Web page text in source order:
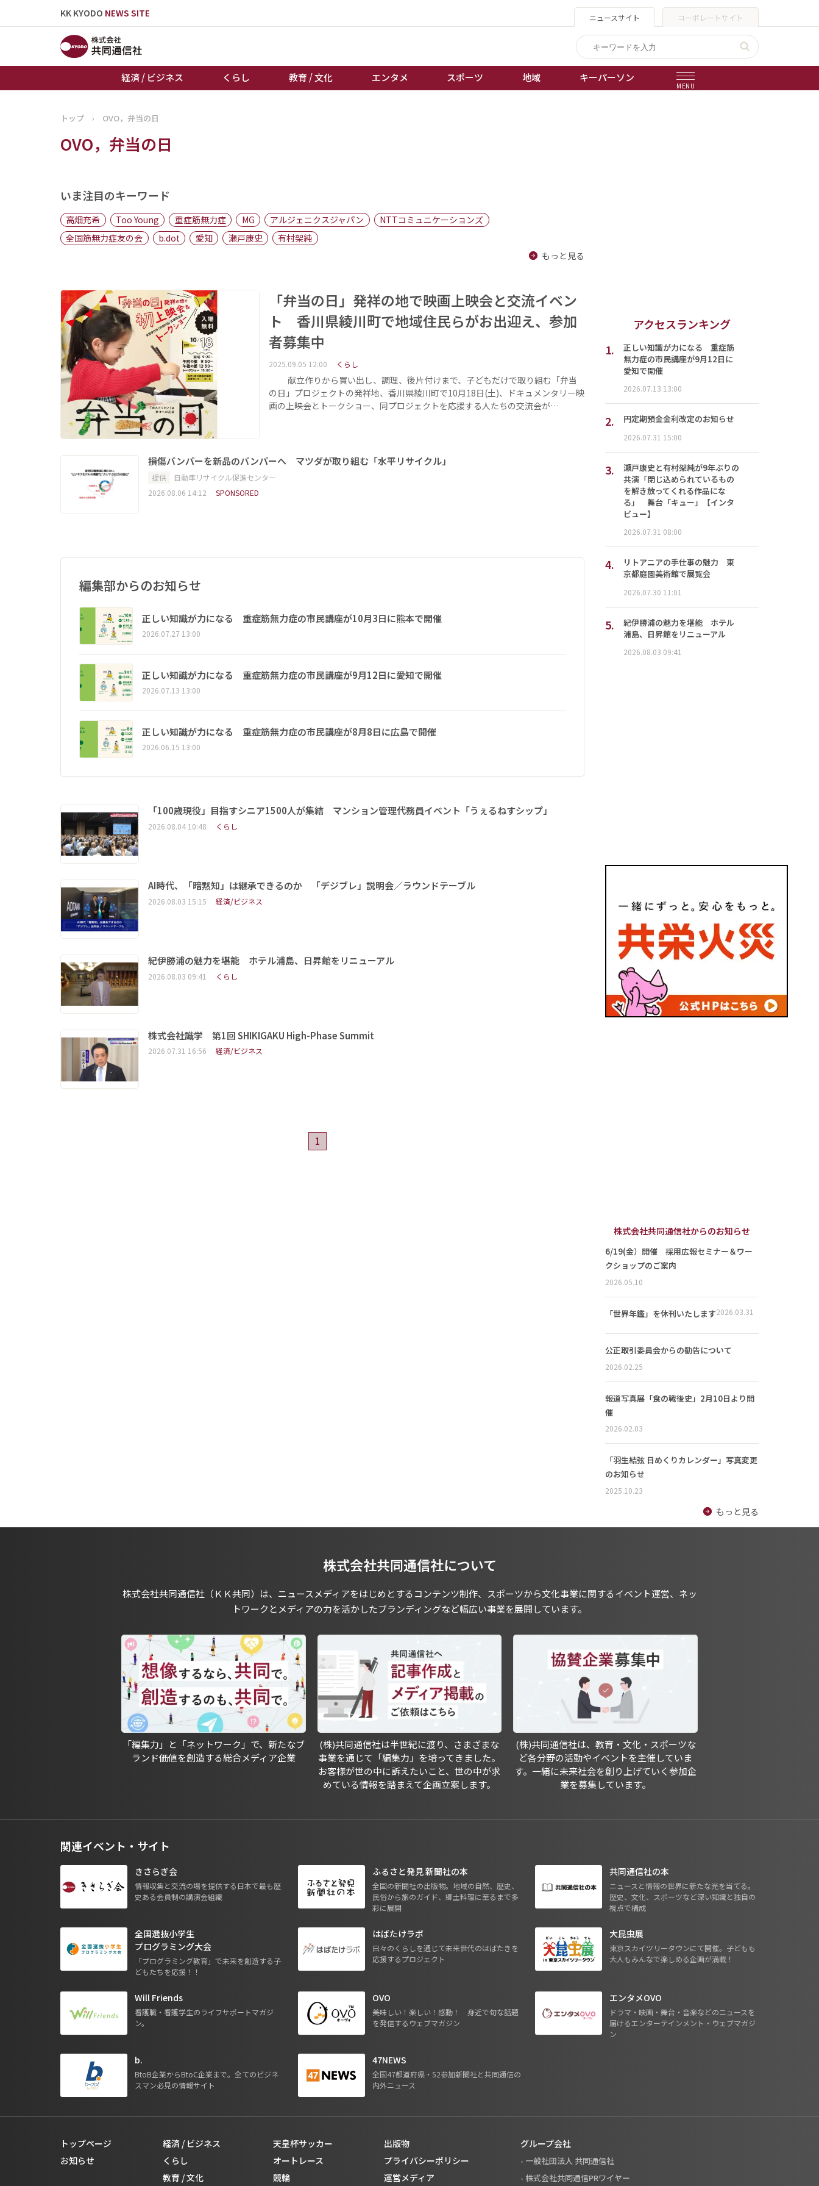
KK KYODO NEWS SITE ニュースサイト コーポレートサイト
経済 / ビジネス くらし 教育 / 文化 エンタメ スポーツ 地域 キーパーソン
MENU
トップページ
お知らせ
地域
キーパーソン
棋王戦
トップ › OVO，弁当の日
OVO，弁当の日
いま注目のキーワード
高畑充希 Too Young 重症筋無力症 MG アルジェニクスジャパン
NTTコミュニケーションズ
全国筋無力症友の会
b.dot 愛知 瀬戸康史
有村架純
もっと見る
「弁当の日」発祥の地で映画上映会と交流イベン
ト 香川県綾川町で地域住民らがお出迎え、参加
者募集中
2025.09.05 12:00 くらし
献立作りから買い出し、調理、後片付けまで、子どもだけで取り組む「弁当
の日」プロジェクトの発祥地、香川県綾川町で10月18日(土)、ドキュメンタリー映
画の上映会とトークショー、同プロジェクトを応援する人たちの交流会が…
損傷バンパーを新品のバンパーへ マツダが取り組む「水平リサイクル」
提供
自動車リサイクル促進センター
2026.08.06 14:12
SPONSORED
編集部からのお知らせ
正しい知識が力になる 重症筋無力症の市民講座が10月3日に熊本で開催
2026.07.27 13:00
正しい知識が力になる 重症筋無力症の市民講座が9月12日に愛知で開催
2026.07.13 13:00
正しい知識が力になる 重症筋無力症の市民講座が8月8日に広島で開催
2026.06.15 13:00
「100歳現役」目指すシニア1500人が集結 マンション管理代務員イベント「うぇるねすシップ」
2026.08.04 10:48 くらし
AI時代、「暗黙知」は継承できるのか 「デジブレ」説明会／ラウンドテーブル
2026.08.03 15:15 経済/ビジネス
紀伊勝浦の魅力を堪能 ホテル浦島、日昇館をリニューアル
2026.08.03 09:41 くらし
株式会社識学 第1回 SHIKIGAKU High-Phase Summit
2026.07.31 16:56 経済/ビジネス
1
アクセスランキング
1.
正しい知識が力になる 重症筋
無力症の市民講座が9月12日に
愛知で開催
2026.07.13 13:00
2. 円定期預金金利改定のお知らせ
2026.07.31 15:00
3.
瀬戸康史と有村架純が9年ぶりの
共演「閉じ込められているもの
を解き放ってくれる作品にな
る」 舞台「キュー」【インタ
ビュー】
2026.07.31 08:00
4.
リトアニアの手仕事の魅力 東
京都庭園美術館で展覧会
2026.07.30 11:01
5.
紀伊勝浦の魅力を堪能 ホテル
浦島、日昇館をリニューアル
2026.08.03 09:41
株式会社共同通信社からのお知らせ
6/19(金）開催 採用広報セミナー＆ワー
クショップのご案内
2026.05.10
「世界年鑑」を休刊いたします2026.03.31
公正取引委員会からの勧告について
2026.02.25
報道写真展「食の戦後史」2月10日より開
催
2026.02.03
「羽生結弦 日めくりカレンダー」写真変更
のお知らせ
2025.10.23
もっと見る
株式会社共同通信社について
株式会社共同通信社（ＫＫ共同）は、ニュースメディアをはじめとするコンテンツ制作、スポーツから文化事業に関するイベント運営、ネッ
トワークとメディアの力を活かしたブランディングなど幅広い事業を展開しています。
「編集力」と「ネットワーク」で、新たなブ
ランド価値を創造する総合メディア企業
(株)共同通信社は半世紀に渡り、さまざまな
事業を通じて「編集力」を培ってきました。
お客様が世の中に訴えたいこと、世の中が求
めている情報を踏まえて企画立案します。
(株)共同通信社は、教育・文化・スポーツな
ど各分野の活動やイベントを主催していま
す。一緒に未来社会を創り上げていく参加企
業を募集しています。
関連イベント・サイト
きさらぎ会
情報収集と交流の場を提供する日本で最も歴
史ある会員制の講演会組織
ふるさと発見 新聞社の本
全国の新聞社の出版物。地域の自然、歴史、
民俗から旅のガイド、郷土料理に至るまで多
彩に展開
共同通信社の本
ニュースと情報の世界に新たな光を当てる。
歴史、文化、スポーツなど深い知識と独自の
視点で構成
全国選抜小学生
プログラミング大会
「プログラミング教育」で未来を創造する子
どもたちを応援！！
はばたけラボ
日々のくらしを通じて未来世代のはばたきを
応援するプロジェクト
大昆虫展
東京スカイツリータウンにて開催。子どもも
大人もみんなで楽しめる企画が満載！
Will Friends
看護職・看護学生のライフサポートマガジ
ン。
OVO
美味しい！楽しい！感動！ 身近で旬な話題
を発信するウェブマガジン
エンタメOVO
ドラマ・映画・舞台・音楽などのニュースを
届けるエンターテインメント・ウェブマガジ
ン
b.
BtoB企業からBtoC企業まで。全てのビジネ
スマン必見の情報サイト
47NEWS
全国47都道府県・52参加新聞社と共同通信の
内外ニュース
トップページ
お知らせ
経済 / ビジネス
くらし
教育 / 文化
天皇杯サッカー
オートレース
競輪
出版物
プライバシーポリシー
運営メディア
グループ会社
- 一般社団法人 共同通信社
- 株式会社共同通信PRワイヤー